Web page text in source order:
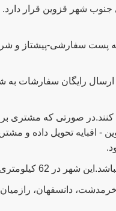
قزوین و تاکستان میباشد که در 5 کیلومتری
به پست سفارشی-پیشتاز
رایگان سفارشات
صورتی که مشتری
اقبایه تحویل داده و
قزوین واقع شده است.
خرمدشت، دانسفهان،